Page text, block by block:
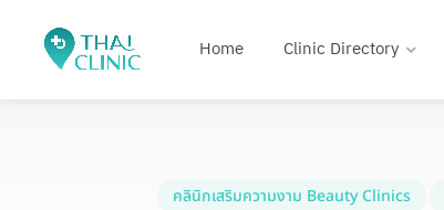
Home Clinic Directory
คลินิกเสริมความงาม Beauty Clinics